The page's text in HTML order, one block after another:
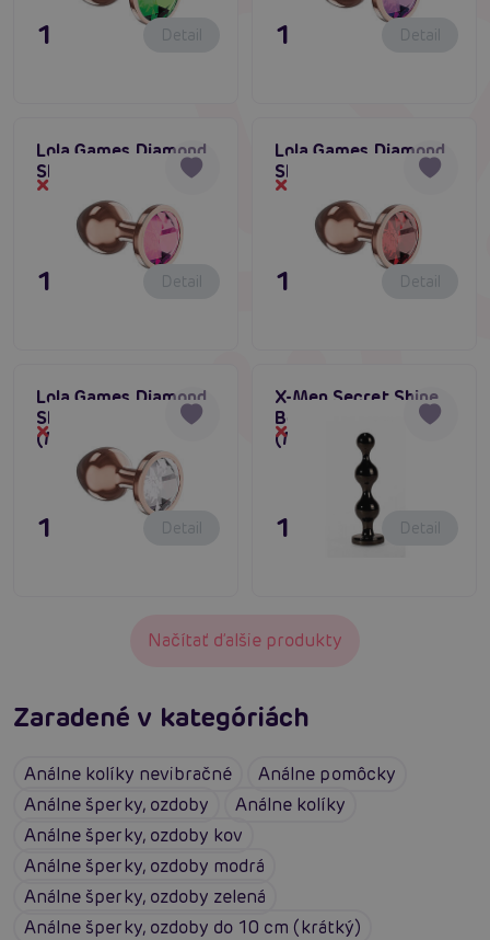
11,80 € Detail 11,80 € Detail
Lola Games Diamond
Shine Small (Quartz)
11,80 € Detail
Lola Games Diamond
Shine Small (Ruby)
11,80 € Detail
Lola Games Diamond
Shine Small
(Moonstone)
11,80 € Detail
X-Men Secret Shine
Booty Call Gun
(Medium)
Dočasne vypredané
15,80 € Detail
Načítať ďalšie produkty
Zaradené v kategóriách
Análne kolíky nevibračné
Análne pomôcky
Análne šperky, ozdoby
Análne kolíky
Análne šperky, ozdoby kov
Análne šperky, ozdoby modrá
Análne šperky, ozdoby zelená
Análne šperky, ozdoby do 10 cm (krátký)